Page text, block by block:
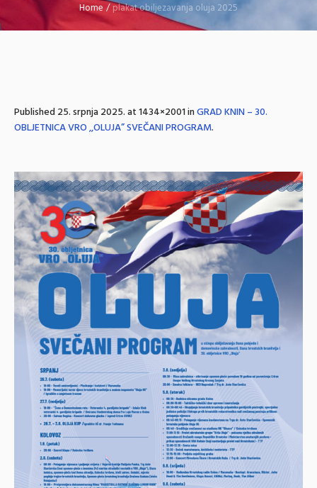
Home /plakat obiljezavanja oluja 2025
Published25. srpnja 2025.at 1434×2001 inGRAD KNIN – 30.
OBLJETNICA VRO ,,OLUJA” SVEČANI PROGRAM.